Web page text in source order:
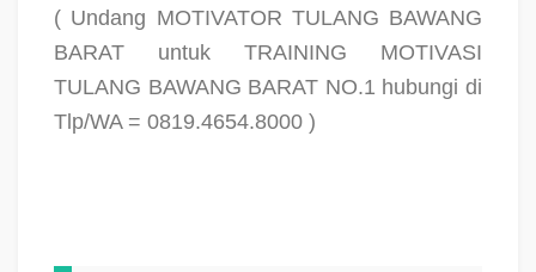
( Undang MOTIVATOR TULANG BAWANG
BARAT untuk TRAINING MOTIVASI
TULANG BAWANG BARAT NO.1 hubungi di
Tlp/WA = 0819.4654.8000 )